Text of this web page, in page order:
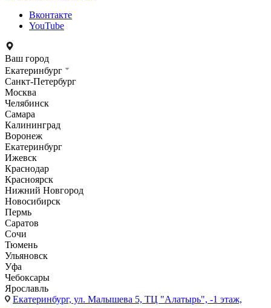
Вконтакте
YouTube
Ваш город
Екатеринбург
Санкт-Петербург
Москва
Челябинск
Самара
Калининград
Воронеж
Екатеринбург
Ижевск
Краснодар
Красноярск
Нижний Новгород
Новосибирск
Пермь
Саратов
Сочи
Тюмень
Ульяновск
Уфа
Чебоксары
Ярославль
Екатеринбург, ул. Малышева 5, ТЦ "Алатырь", -1 этаж,